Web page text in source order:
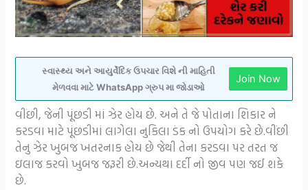
સ્વાસ્થ્ય અને આયુર્વેદિક ઉપચાર વિશે ની માહિતી
મેળવવા માટે WhatsApp ગ્રુપ મા જોડાઓ
Join Now
વીંછી, જેની પૂંછડી માં ઝેર હોય છે. અને તે જે પોતાના શિકાર ને
કરડવા માટે પૂંછડીમાં લાગેલા નુકિલા ડંક નો ઉપયોગ કરે છે.વીંછી
તેનુ ઝેર ખુબજ ખતરનાક હોય છે જેથી તેના કરડવા પર તરત જ
ઇલાજ કરવો ખુબજ જરૂરી છે.અન્યથા દર્દી નો જીવ પણ જઈ શકે
છે.